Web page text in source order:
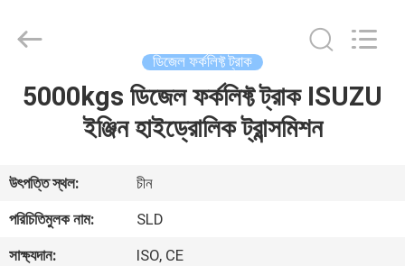
বাড়ি
আমাদের
সম্পর্কে
Reserved.
ডিজেল ফর্কলিফ্ট ট্রাক
5000kgs ডিজেল ফর্কলিফ্ট ট্রাক ISUZU
ইঞ্জিন হাইড্রোলিক ট্রান্সমিশন
উৎপত্তি স্থল:
চীন
পরিচিতিমুলক নাম:
SLD
সাক্ষ্যদান:
ISO, CE